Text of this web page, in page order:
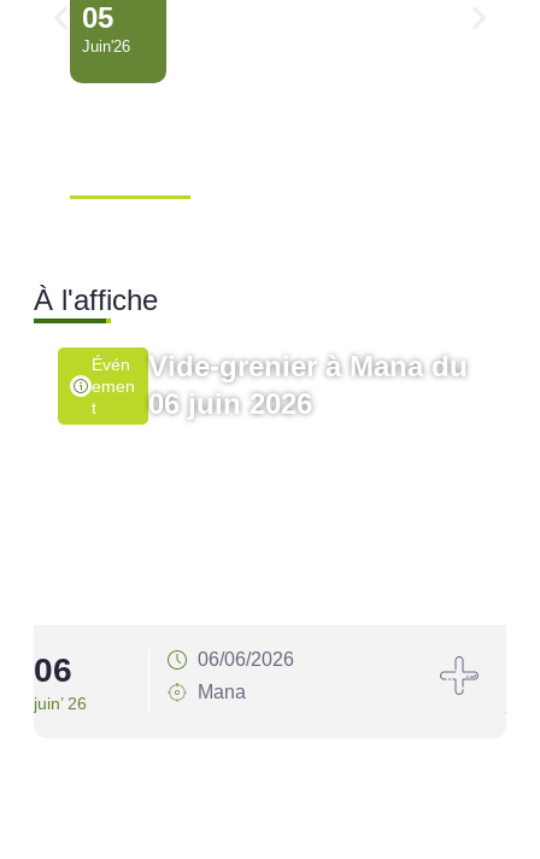
05
Juin'26
À l'affiche
Évén
Emen
T
Vide-grenier à Mana du
06 juin 2026
06
juin’ 26
06/06/2026
Mana